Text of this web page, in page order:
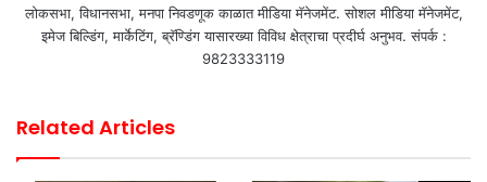
लोकसभा, विधानसभा, मनपा निवडणूक काळात मीडिया मॅनेजमेंट. सोशल मीडिया मॅनेजमेंट,
इमेज बिल्डिंग, मार्केटिंग, ब्रॅण्डिंग यासारख्या विविध क्षेत्राचा प्रदीर्घ अनुभव. संपर्क :
9823333119
Related Articles